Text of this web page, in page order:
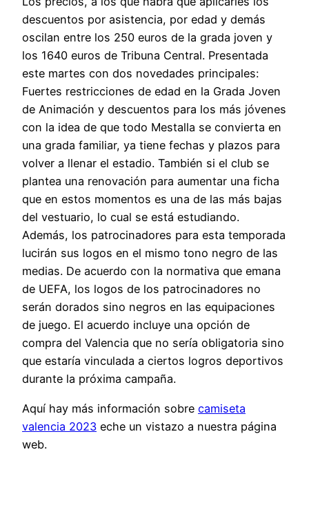
descuentos por asistencia, por edad y demás
oscilan entre los 250 euros de la grada joven y
los 1640 euros de Tribuna Central. Presentada
este martes con dos novedades principales:
Fuertes restricciones de edad en la Grada Joven
de Animación y descuentos para los más jóvenes
con la idea de que todo Mestalla se convierta en
una grada familiar, ya tiene fechas y plazos para
volver a llenar el estadio. También si el club se
plantea una renovación para aumentar una ficha
que en estos momentos es una de las más bajas
del vestuario, lo cual se está estudiando.
Además, los patrocinadores para esta temporada
lucirán sus logos en el mismo tono negro de las
medias. De acuerdo con la normativa que emana
de UEFA, los logos de los patrocinadores no
serán dorados sino negros en las equipaciones
de juego. El acuerdo incluye una opción de
compra del Valencia que no sería obligatoria sino
que estaría vinculada a ciertos logros deportivos
durante la próxima campaña.
Aquí hay más información sobre camiseta
valencia 2023 eche un vistazo a nuestra página
web.